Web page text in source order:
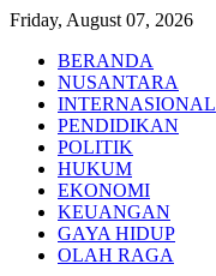
Skip
content
Friday, August 07, 2026
BERANDA
NUSANTARA
INTERNASIONAL
PENDIDIKAN
POLITIK
HUKUM
EKONOMI
KEUANGAN
GAYA HIDUP
OLAH RAGA